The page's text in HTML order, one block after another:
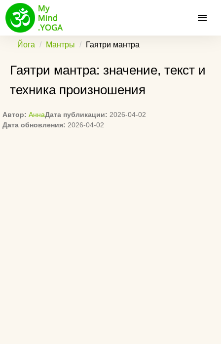
Йога Мантры Гаятри мантра
Гаятри мантра: значение, текст и
техника произношения
Автор: АннаДата публикации: 2026-04-02
Дата обновления: 2026-04-02